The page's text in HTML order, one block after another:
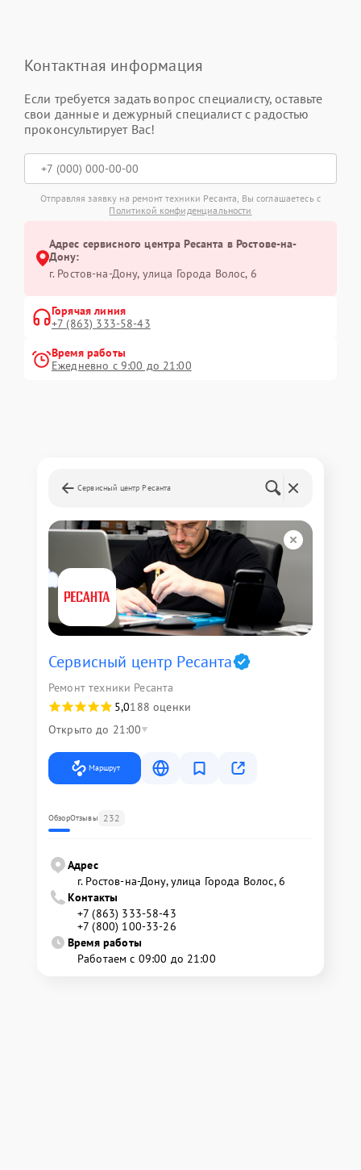
Контактная информация
Если требуется задать вопрос специалисту, оставьте
свои данные и дежурный специалист с радостью
проконсультирует Вас!
Отправляя заявку на ремонт техники Ресанта, Вы соглашаетесь с
Политикой конфиденциальности
Адрес сервисного центра Ресанта в Ростове-на-
Дону:
г. Ростов-на-Дону, улица Города Волос, 6
Горячая линия
+7 (863) 333-58-43
Время работы
Ежедневно с 9:00 до 21:00
Сервисный центр Ресанта
Сервисный центр Ресанта
Ремонт техники Ресанта
5,0188 оценки
Открыто до 21:00
Маршрут
ОбзорОтзывы 232
Адрес
г. Ростов-на-Дону, улица Города Волос, 6
Контакты
+7 (863) 333-58-43
+7 (800) 100-33-26
Время работы
Работаем с 09:00 до 21:00